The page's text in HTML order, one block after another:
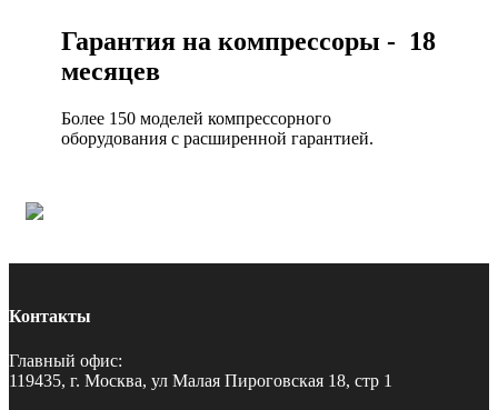
Гарантия на компрессоры - 18
месяцев
Более 150 моделей компрессорного
оборудования с расширенной гарантией.
Контакты
Главный офис:
119435, г. Москва, ул Малая Пироговская 18, стр 1